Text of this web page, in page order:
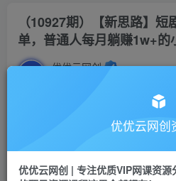
（10927期）【新思路】
单，普通人每月躺赚1w+的
优优云网创
优优云网创
优优云网创 | 专注优质VIP网课资